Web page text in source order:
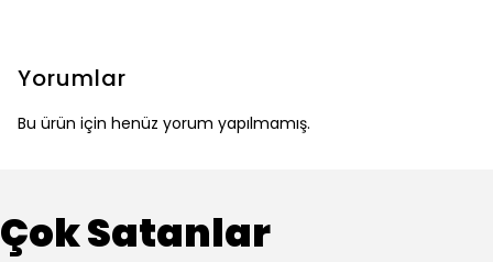
Yorumlar
Bu ürün için henüz yorum yapılmamış.
Çok Satanlar